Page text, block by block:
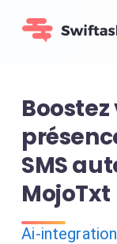
SMS
MojoTxt
Ai-integration